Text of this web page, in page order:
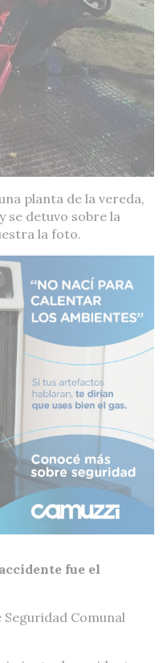
planta de la vereda,
se detuvo sobre la
la foto.
fue el
Comunal